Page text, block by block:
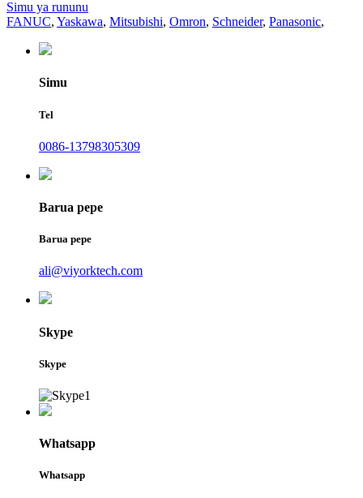
Simu ya rununu
FANUC, Yaskawa, Mitsubishi, Omron, Schneider, Panasonic,
Simu
Tel
0086-13798305309
Barua pepe
Barua pepe
ali@viyorktech.com
Skype
Skype
Whatsapp
Whatsapp